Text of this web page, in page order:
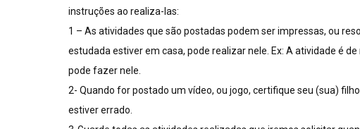
instruções ao realiza-las:
1 – As atividades que são postadas podem ser impressas, ou
estudada estiver em casa, pode realizar nele. Ex: A atividade é
pode fazer nele.
2- Quando for postado um vídeo, ou jogo, certifique seu (sua)
estiver errado.